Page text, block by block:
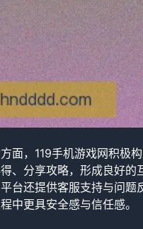
面，119手机游戏网积极
、分享攻略，形成良好的
台还提供客服支持与问
中更具安全感与信任感。